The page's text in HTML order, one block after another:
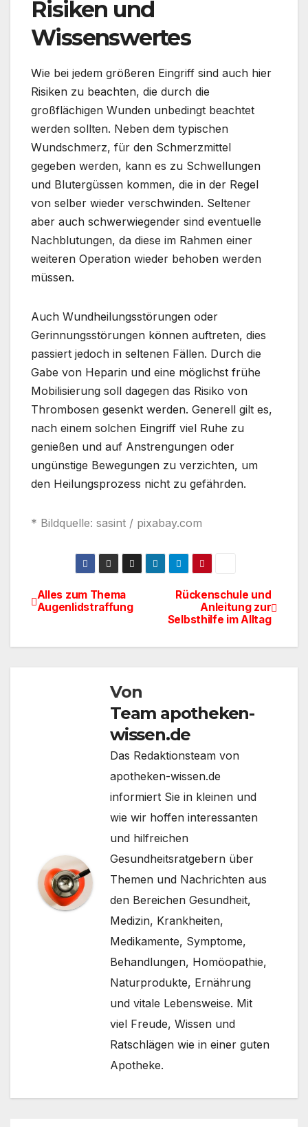
Risiken und
Wissenswertes
Wie bei jedem größeren Eingriff sind auch hier
Risiken zu beachten, die durch die
großflächigen Wunden unbedingt beachtet
werden sollten. Neben dem typischen
Wundschmerz, für den Schmerzmittel
gegeben werden, kann es zu Schwellungen
und Blutergüssen kommen, die in der Regel
von selber wieder verschwinden. Seltener
aber auch schwerwiegender sind eventuelle
Nachblutungen, da diese im Rahmen einer
weiteren Operation wieder behoben werden
müssen.
Auch Wundheilungsstörungen oder
Gerinnungsstörungen können auftreten, dies
passiert jedoch in seltenen Fällen. Durch die
Gabe von Heparin und eine möglichst frühe
Mobilisierung soll dagegen das Risiko von
Thrombosen gesenkt werden. Generell gilt es,
nach einem solchen Eingriff viel Ruhe zu
genießen und auf Anstrengungen oder
ungünstige Bewegungen zu verzichten, um
den Heilungsprozess nicht zu gefährden.
* Bildquelle: sasint / pixabay.com
Beitragsnavigation
Rückenschule und
Anleitung zur
Selbsthilfe im Alltag
Alles zum Thema
Augenlidstraffung
Von
Team apotheken-
wissen.de
Das Redaktionsteam von
apotheken-wissen.de
informiert Sie in kleinen und
wie wir hoffen interessanten
und hilfreichen
Gesundheitsratgebern über
Themen und Nachrichten aus
den Bereichen Gesundheit,
Medizin, Krankheiten,
Medikamente, Symptome,
Behandlungen, Homöopathie,
Naturprodukte, Ernährung
und vitale Lebensweise. Mit
viel Freude, Wissen und
Ratschlägen wie in einer guten
Apotheke.